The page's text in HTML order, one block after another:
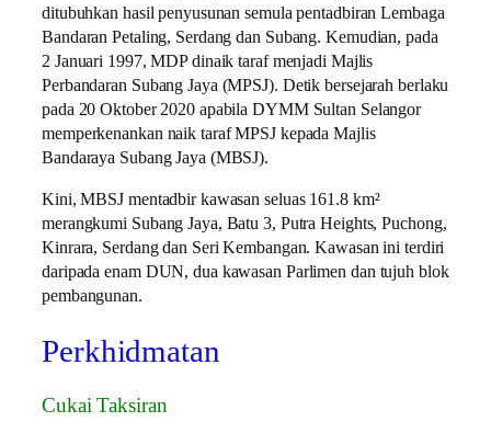
ditubuhkan hasil penyusunan semula pentadbiran Lembaga
Bandaran Petaling, Serdang dan Subang. Kemudian, pada
2 Januari 1997, MDP dinaik taraf menjadi Majlis
Perbandaran Subang Jaya (MPSJ). Detik bersejarah berlaku
pada 20 Oktober 2020 apabila DYMM Sultan Selangor
memperkenankan naik taraf MPSJ kepada Majlis
Bandaraya Subang Jaya (MBSJ).
Kini, MBSJ mentadbir kawasan seluas 161.8 km²
merangkumi Subang Jaya, Batu 3, Putra Heights, Puchong,
Kinrara, Serdang dan Seri Kembangan. Kawasan ini terdiri
daripada enam DUN, dua kawasan Parlimen dan tujuh blok
pembangunan.
Perkhidmatan
Cukai Taksiran